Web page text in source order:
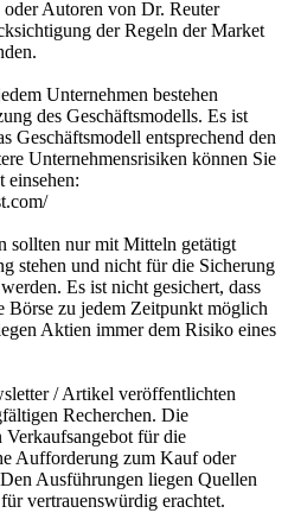
Autoren von Dr. Reuter
der Regeln der Market
Unternehmen bestehen
des Geschäftsmodells. Es ist
Geschäftsmodell entsprechend den
Unternehmensrisiken können Sie
einsehen:
sollten nur mit Mitteln getätigt
stehen und nicht für die Sicherung
Es ist nicht gesichert, dass
Börse zu jedem Zeitpunkt möglich
Aktien immer dem Risiko eines
/ Artikel veröffentlichten
Recherchen. Die
für die
Aufforderung zum Kauf oder
Ausführungen liegen Quellen
vertrauenswürdig erachtet.